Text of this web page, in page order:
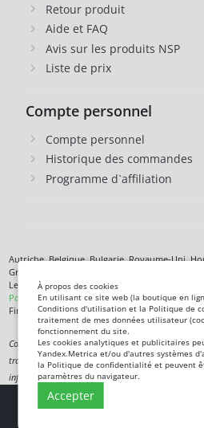
Retour produit
Aide et FAQ
Avis sur les produits NSP
Liste de prix
Compte personnel
Compte personnel
Historique des commandes
Programme d`affiliation
Autriche, Belgique, Bulgarie, Royaume-Uni,
Grèce, Danemark, Jersey, Irlande, Islande,
Lettonie, Lituanie, Liechtenstein,
Pologne, République tchèque,Roumanie ,
Finlande,France, Croatie,Suède, Estonie.
Complément alimentaire. Ce n'est pas un
traiter, guérir ou prévenir une maladie. Les
informatif uniquement et ne remplacent pas les
À propos des cookies
En utilisant ce site web (la boutique en
Conditions d'utilisation et la Politique de
traitement de mes données utilisateur
fonctionnement du site.
Les cookies analytiques et publicitaires
Yandex.Metrica et/ou d'autres systèmes
la Politique de confidentialité et peuvent
paramètres du navigateur.
Accepter
Copyright© 2026 24NSP.eu